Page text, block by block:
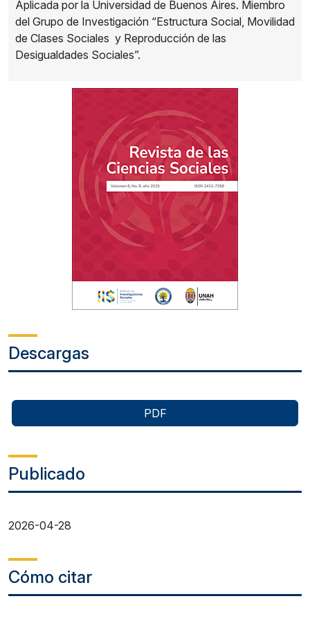
Aplicada por la Universidad de Buenos Aires. Miembro
del Grupo de Investigación “Estructura Social, Movilidad
de Clases Sociales y Reproducción de las
Desigualdades Sociales”.
Descargas
PDF
Publicado
2026-04-28
Cómo citar